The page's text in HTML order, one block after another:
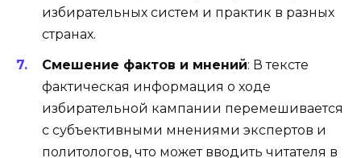
избирательных систем и практик в разных
странах.
Смешение фактов и мнений: В тексте
фактическая информация о ходе
избирательной кампании перемешивается
с субъективными мнениями экспертов и
политологов, что может вводить читателя в